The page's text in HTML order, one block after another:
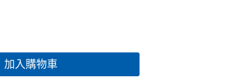
加入購物車